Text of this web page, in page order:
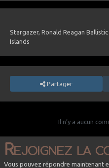
Stargazer, Ronald Reagan
Islands
Partager
Il n’y a aucun
Rejoignez la
Vous pouvez répondre maintenant